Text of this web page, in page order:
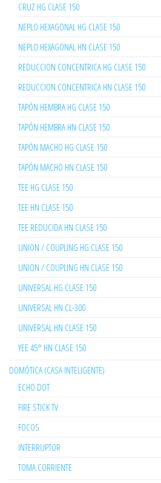
CRUZ HG CLASE 150
NEPLO HEXAGONAL HG CLASE 150
NEPLO HEXAGONAL HN CLASE 150
REDUCCION CONCENTRICA HG CLASE 150
REDUCCION CONCENTRICA HN CLASE 150
TAPÓN HEMBRA HG CLASE 150
TAPÓN HEMBRA HN CLASE 150
TAPÓN MACHO HG CLASE 150
TAPÓN MACHO HN CLASE 150
TEE HG CLASE 150
TEE HN CLASE 150
TEE REDUCIDA HN CLASE 150
UNION / COUPLING HG CLASE 150
UNION / COUPLING HN CLASE 150
UNIVERSAL HG CLASE 150
UNIVERSAL HN CL-300
UNIVERSAL HN CLASE 150
YEE 45° HN CLASE 150
DOMÓTICA (CASA INTELIGENTE)
ECHO DOT
FIRE STICK TV
FOCOS
INTERRUPTOR
TOMA CORRIENTE